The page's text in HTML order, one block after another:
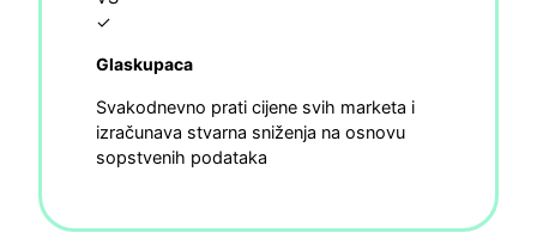
✓
Glaskupaca
Svakodnevno prati cijene svih marketa i
izračunava stvarna sniženja na osnovu
sopstvenih podataka